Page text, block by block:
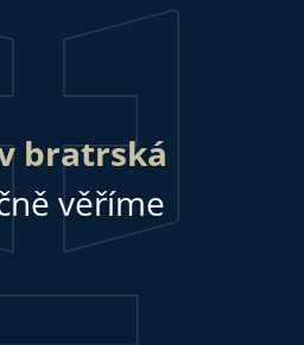
bratrská
věříme